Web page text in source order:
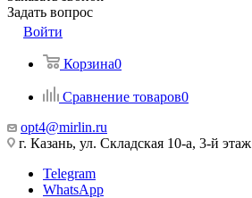
Задать вопрос
Войти
Корзина0
Сравнение товаров0
opt4@mirlin.ru
г. Казань, ул. Складская 10-а, 3-й этаж
Telegram
WhatsApp